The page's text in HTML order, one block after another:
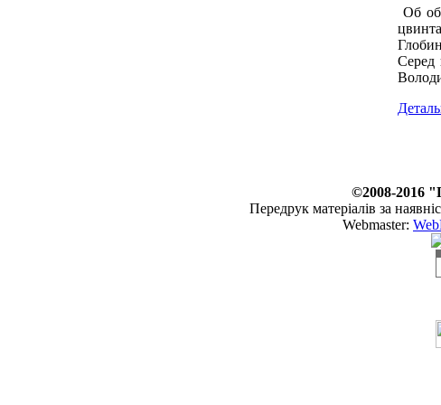
Об
Серед
©2008-2016
Передрук матеріалів за
Webmaster: